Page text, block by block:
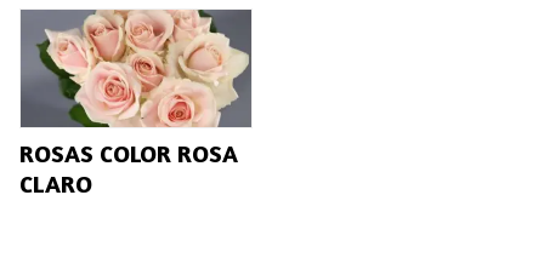
ROSAS COLOR ROSA
CLARO